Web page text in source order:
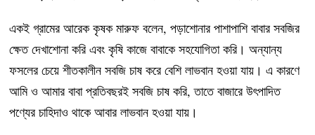
একই গ্রামের আরেক কৃষক মারুফ বলেন, পড়াশোনার পাশাপাশি বাবার সবজির
ক্ষেত দেখাশোনা করি এবং কৃষি কাজে বাবাকে সহযোগিতা করি। অন্যান্য
ফসলের চেয়ে শীতকালীন সবজি চাষ করে বেশি লাভবান হওয়া যায়। এ কারণে
আমি ও আমার বাবা প্রতিবছরই সবজি চাষ করি, তাতে বাজারে উৎপাদিত
পণ্যের চাহিদাও থাকে আবার লাভবান হওয়া যায়।